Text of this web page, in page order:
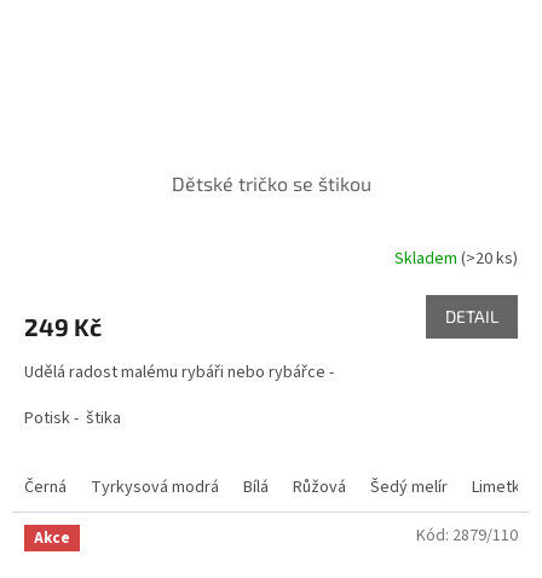
Dětské tričko se štikou
Skladem (>20 ks)
249 Kč DETAIL
Udělá radost malému rybáři nebo rybářce -
Potisk - štika
Černá Tyrkysová modrá Bílá Růžová Šedý melír
Akce Kód: 2879/110